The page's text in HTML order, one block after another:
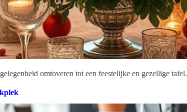
omtoveren tot een feestelijke en gezellige tafel.